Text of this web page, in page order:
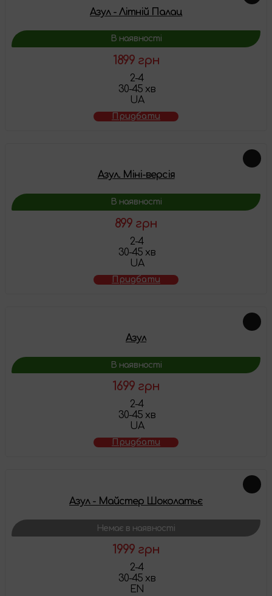
Азул - Літній Палац
В наявності
1899 грн
2-4
30-45 хв
UA
Придбати
Азул. Міні-версія
В наявності
899 грн
2-4
30-45 хв
UA
Придбати
Азул
В наявності
1699 грн
2-4
30-45 хв
UA
Придбати
Азул - Майстер Шоколатьє
Немає в наявності
1999 грн
2-4
30-45 хв
EN